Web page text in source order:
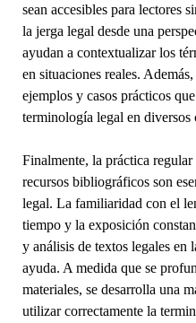
sean accesibles para lectores
la jerga legal desde una
ayudan a contextualizar los
en situaciones reales.
ejemplos y casos prácticos
terminología legal en diversos
Finalmente, la práctica
recursos bibliográficos son
legal. La familiaridad con el
tiempo y la exposición
y análisis de textos legales en
ayuda. A medida que se
materiales, se desarrolla una
utilizar correctamente la